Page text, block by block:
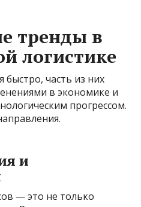
тренды в
логистике
быстро, часть из них
в экономике и
прогрессом.
и
— это не только